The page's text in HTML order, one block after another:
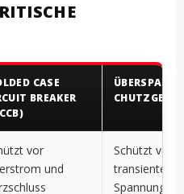
CASE
BREAKER
vor
und
Schützt vor
transienten